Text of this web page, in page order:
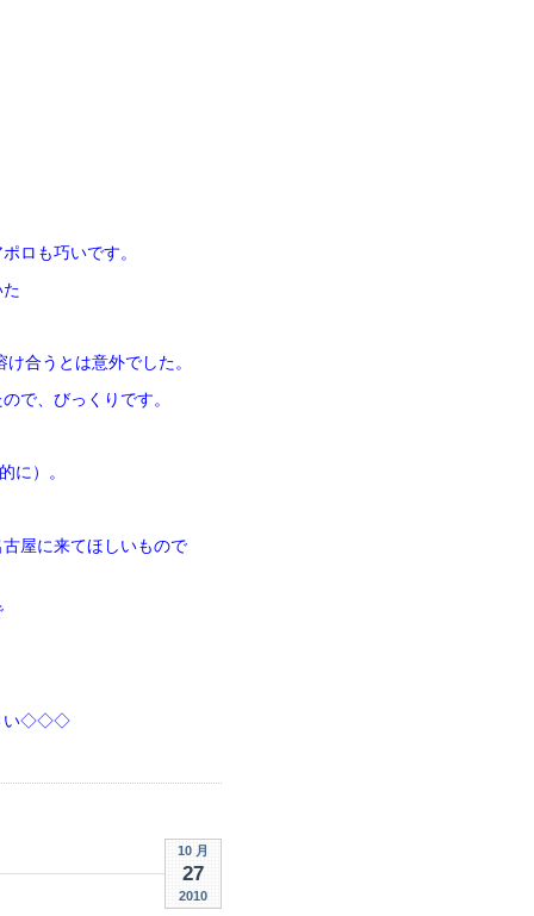
ロも巧いです。
合うとは意外でした。
で、びっくりです。
に）。
屋に来てほしいもので
い◇◇◇
10 月
27
2010